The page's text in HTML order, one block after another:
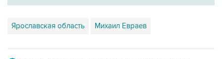
Ярославская область Михаил Евраев